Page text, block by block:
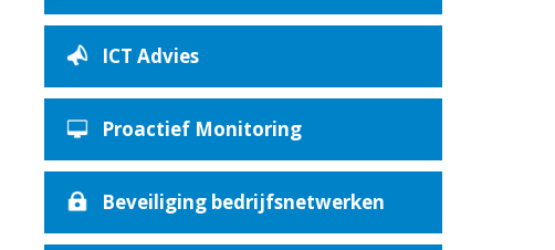
ICT Advies
Proactief Monitoring
Beveiliging bedrijfsnetwerken